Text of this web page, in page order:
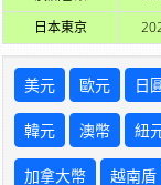
日本東京
美元 歐元 日
韓元 澳幣 紐
加拿大幣 越南盾